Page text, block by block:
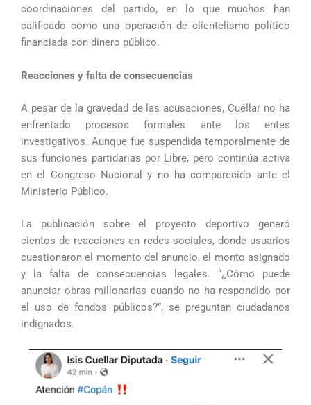
coordinaciones del partido, en lo que muchos han
calificado como una operación de clientelismo político
financiada con dinero público.
Reacciones y falta de consecuencias
A pesar de la gravedad de las acusaciones, Cuéllar no ha
enfrentado procesos formales ante los entes
investigativos. Aunque fue suspendida temporalmente de
sus funciones partidarias por Libre, pero continúa activa
en el Congreso Nacional y no ha comparecido ante el
Ministerio Público.
La publicación sobre el proyecto deportivo generó
cientos de reacciones en redes sociales, donde usuarios
cuestionaron el momento del anuncio, el monto asignado
y la falta de consecuencias legales. “¿Cómo puede
anunciar obras millonarias cuando no ha respondido por
el uso de fondos públicos?”, se preguntan ciudadanos
indignados.